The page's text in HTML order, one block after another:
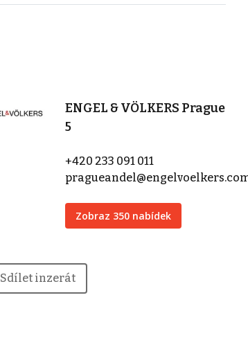
ENGEL & VÖLKERS Prague
5
+420 233 091 011
Zobraz 350 nabídek
Sdílet inzerát